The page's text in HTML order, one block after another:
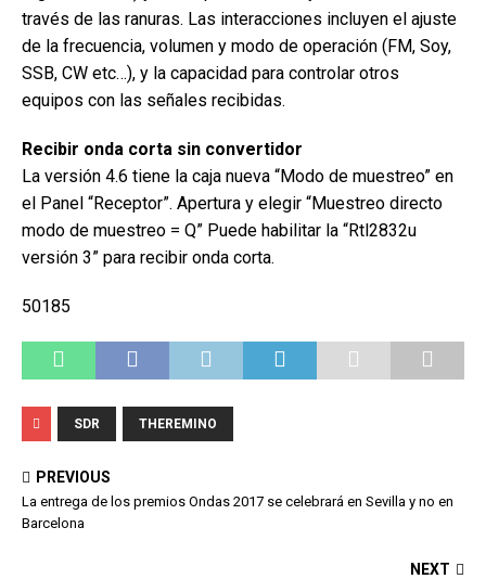
través de las ranuras. Las interacciones incluyen el ajuste
de la frecuencia, volumen y modo de operación (FM, Soy,
SSB, CW etc…), y la capacidad para controlar otros
equipos con las señales recibidas.
Recibir onda corta sin convertidor
La versión 4.6 tiene la caja nueva “Modo de muestreo” en
el Panel “Receptor”. Apertura y elegir “Muestreo directo
modo de muestreo = Q” Puede habilitar la “Rtl2832u
versión 3” para recibir onda corta.
50185
SDR THEREMINO
PREVIOUS
La entrega de los premios Ondas 2017 se celebrará en Sevilla y no en
Barcelona
NEXT